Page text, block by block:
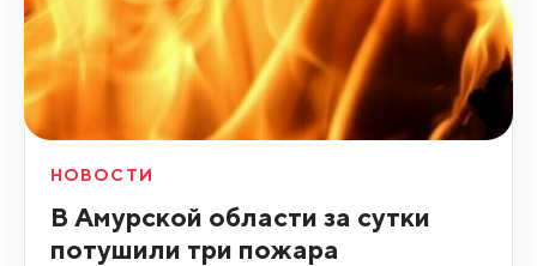
НОВОСТИ
В Амурской области за сутки
потушили три пожара